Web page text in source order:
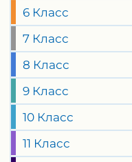
6 Класс
7 Класс
8 Класс
9 Класс
10 Класс
11 Класс